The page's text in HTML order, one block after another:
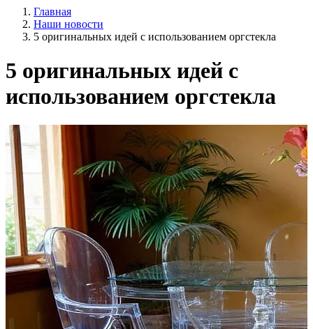
Главная
Наши новости
5 оригинальных идей с использованием оргстекла
5 оригинальных идей с
использованием оргстекла